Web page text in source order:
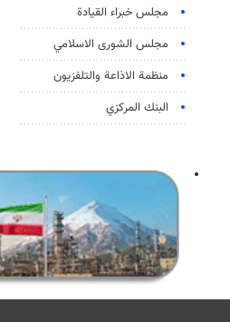
مجلس خبراء القيادة
مجلس الشورى الاسلامي
منظمة الاذاعة والتلفزیون
البنك المركزي